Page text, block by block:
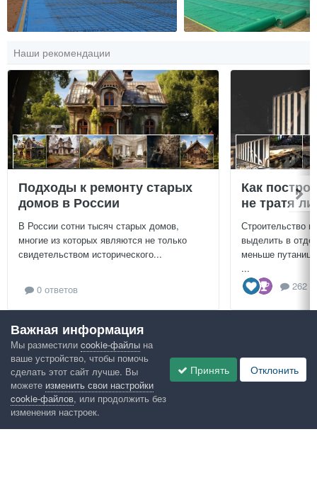
Наши рекомендации
Подходы к ремонту старых
домов в России
В России сотни тысяч старых домов,
многие из которых являются не только
свидетельством исторического...
0 ответов
Как
не тратя
Строительство
выделить в
меньше
...
262
Посмотреть всё
Google рекомендует
Важная информация
Мы разместили cookie-файлы на
ваше устройство, чтобы помочь
сделать этот сайт лучше. Вы
можете изменить свои настройки
cookie-файлов, или продолжить без
изменения настроек.
Принять Отклонить